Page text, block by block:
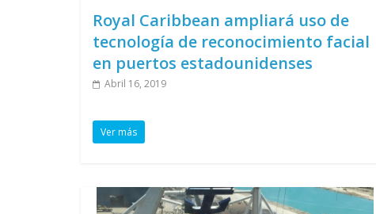
Royal Caribbean ampliará uso de
tecnología de reconocimiento facial
en puertos estadounidenses
Abril 16, 2019
Ver más